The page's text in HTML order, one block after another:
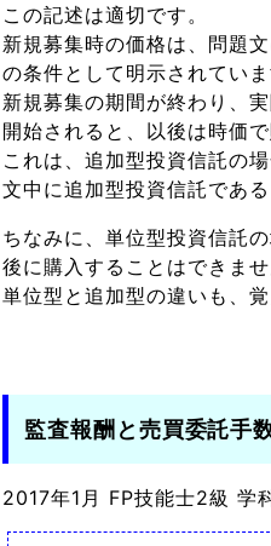
この記述は適切です。
新規募集時の価格は、問題
の条件として明示されていま
新規募集の期間が終わり、
開始されると、以後は時価
これは、追加型投資信託の
文中に追加型投資信託であ
ちなみに、単位型投資信託
後に購入することはできませ
単位型と追加型の違いも、
監査報酬と売買委託手
2017年1月 FP技能士2級 学